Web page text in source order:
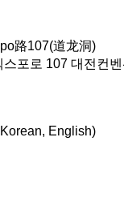
路107(道龙洞)
포로 107 대전컨벤
English)